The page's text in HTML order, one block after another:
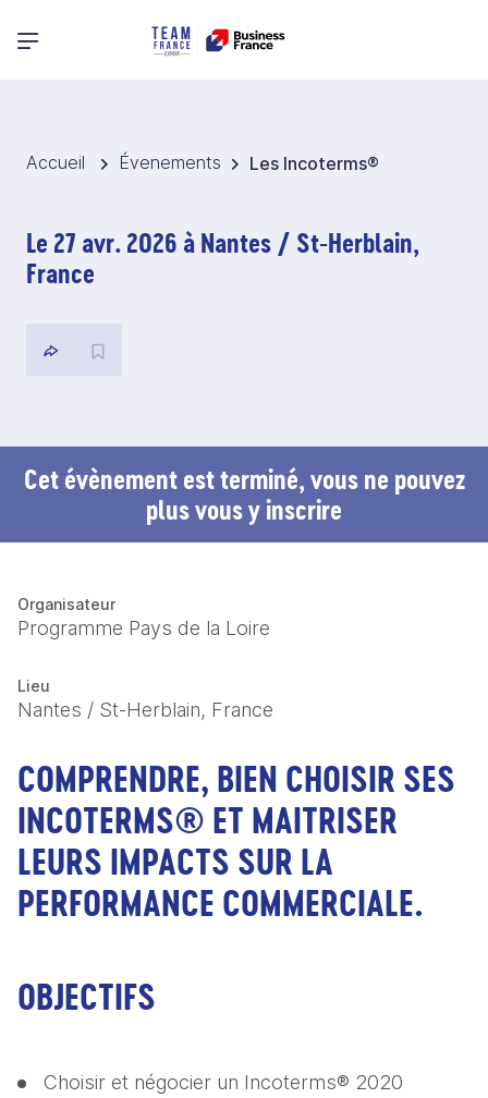
Menu principal
Accueil Évenements Les Incoterms®
Le 27 avr. 2026 à Nantes / St-Herblain,
France
Cet évènement est terminé, vous ne pouvez
plus vous y inscrire
Organisateur
Programme Pays de la Loire
Lieu
Nantes / St-Herblain, France
COMPRENDRE, BIEN CHOISIR SES
INCOTERMS® ET MAITRISER
LEURS IMPACTS SUR LA
PERFORMANCE COMMERCIALE.
OBJECTIFS
Choisir et négocier un Incoterms® 2020